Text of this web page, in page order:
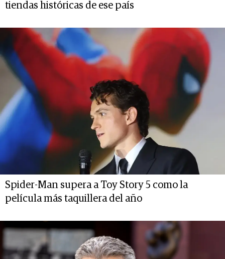
tiendas históricas de ese país
Spider-Man supera a Toy Story 5 como la
película más taquillera del año